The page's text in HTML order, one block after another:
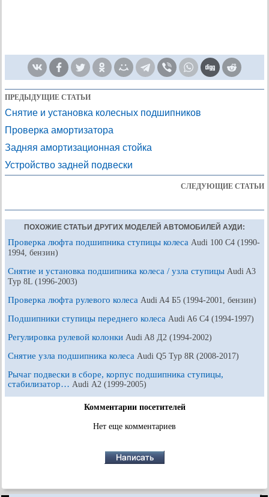
ПРЕДЫДУЩИЕ СТАТЬИ
Снятие и установка колесных подшипников
Проверка амортизатора
Задняя амортизационная стойка
Устройство задней подвески
СЛЕДУЮЩИЕ СТАТЬИ
ПОХОЖИЕ СТАТЬИ ДРУГИХ МОДЕЛЕЙ АВТОМОБИЛЕЙ АУДИ:
Проверка люфта подшипника ступицы колеса Audi 100 С4 (1990-
1994, бензин)
Снятие и установка подшипника колеса / узла ступицы Audi A3
Typ 8L (1996-2003)
Проверка люфта рулевого колеса Audi A4 Б5 (1994-2001, бензин)
Подшипники ступицы переднего колеса Audi A6 С4 (1994-1997)
Регулировка рулевой колонки Audi A8 Д2 (1994-2002)
Снятие узла подшипника колеса Audi Q5 Typ 8R (2008-2017)
Рычаг подвески в сборе, корпус подшипника ступицы,
стабилизатор… Audi А2 (1999-2005)
Комментарии посетителей
Нет еще комментариев